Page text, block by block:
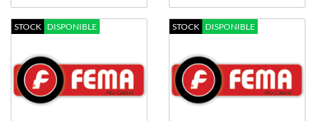
STOCK DISPONIBLE STOCK DISPONIBLE